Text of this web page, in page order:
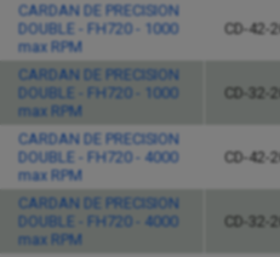
CARDAN DE PRECISION
DOUBLE - FH720 - 1000
max RPM
CD-42-
CARDAN DE PRECISION
DOUBLE - FH720 - 1000
max RPM
CD-32-
CARDAN DE PRECISION
DOUBLE - FH720 - 4000
max RPM
CD-42-
CARDAN DE PRECISION
DOUBLE - FH720 - 4000
max RPM
CD-32-